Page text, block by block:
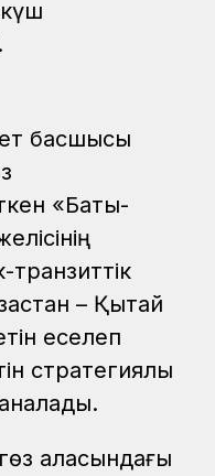
басшысы
«Бақты-
транзиттік
– Қытай
еселеп
стратегиялық
қаласындағы